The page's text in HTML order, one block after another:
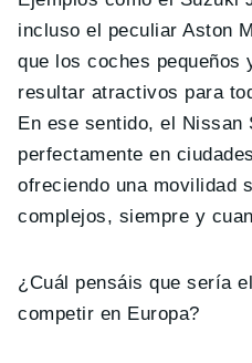
incluso el peculiar Aston
que los coches pequeños
resultar atractivos para
En ese sentido, el Nissan
perfectamente en
ofreciendo una movilidad
complejos, siempre y
¿Cuál pensáis que sería
competir en Europa?